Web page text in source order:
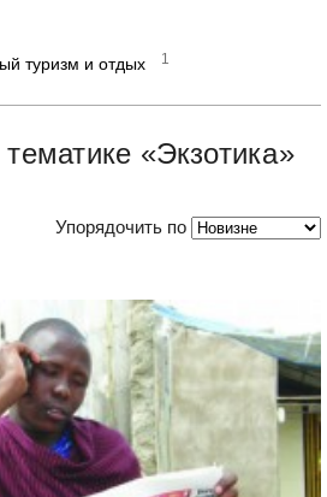
туризм и отдых 1
«Экзотика»
Упорядочить по